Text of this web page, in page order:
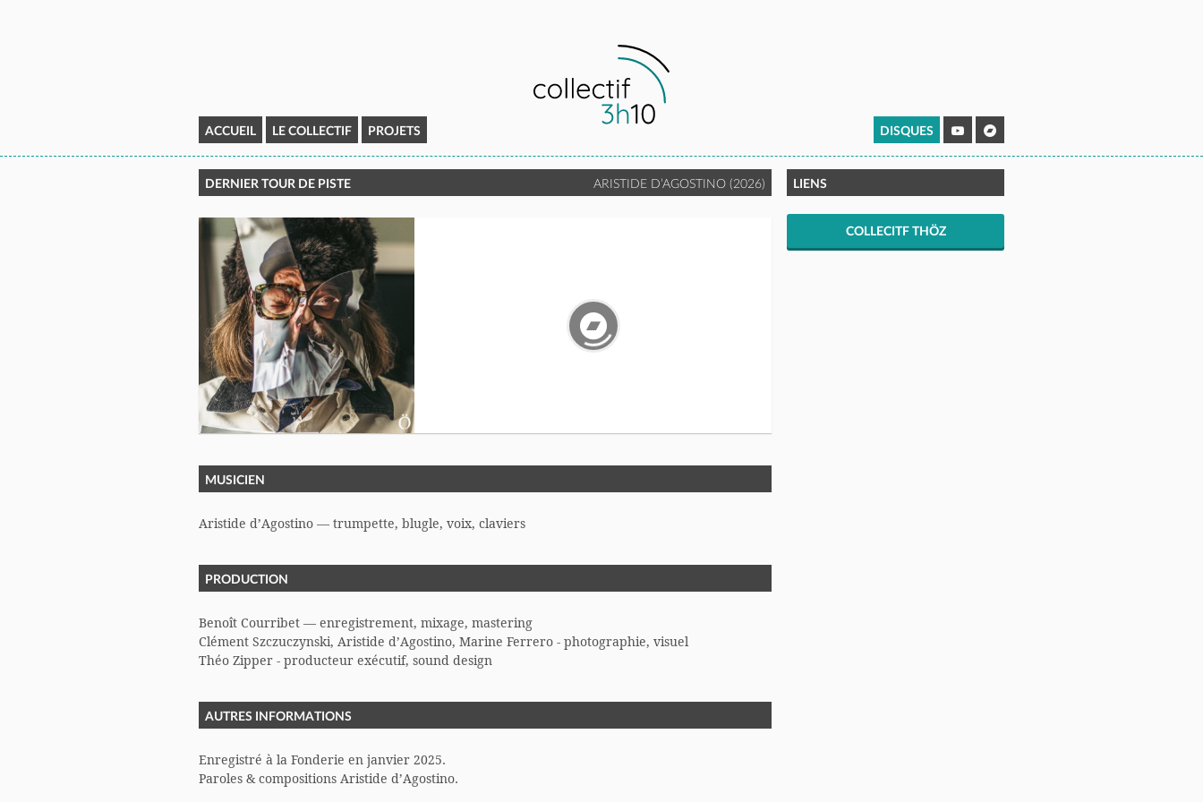
ACCUEIL LE COLLECTIF PROJETS DISQUES
DERNIER TOUR DE PISTE ARISTIDE D’AGOSTINO (2026)
MUSICIEN
Aristide d’Agostino — trumpette, blugle, voix, claviers
PRODUCTION
Benoît Courribet — enregistrement, mixage, mastering
Clément Szczuczynski, Aristide d’Agostino, Marine Ferrero - photographie, visuel
Théo Zipper - producteur exécutif, sound design
AUTRES INFORMATIONS
Enregistré à la Fonderie en janvier 2025.
Paroles & compositions Aristide d’Agostino.
LIENS
COLLECITF THÖZ